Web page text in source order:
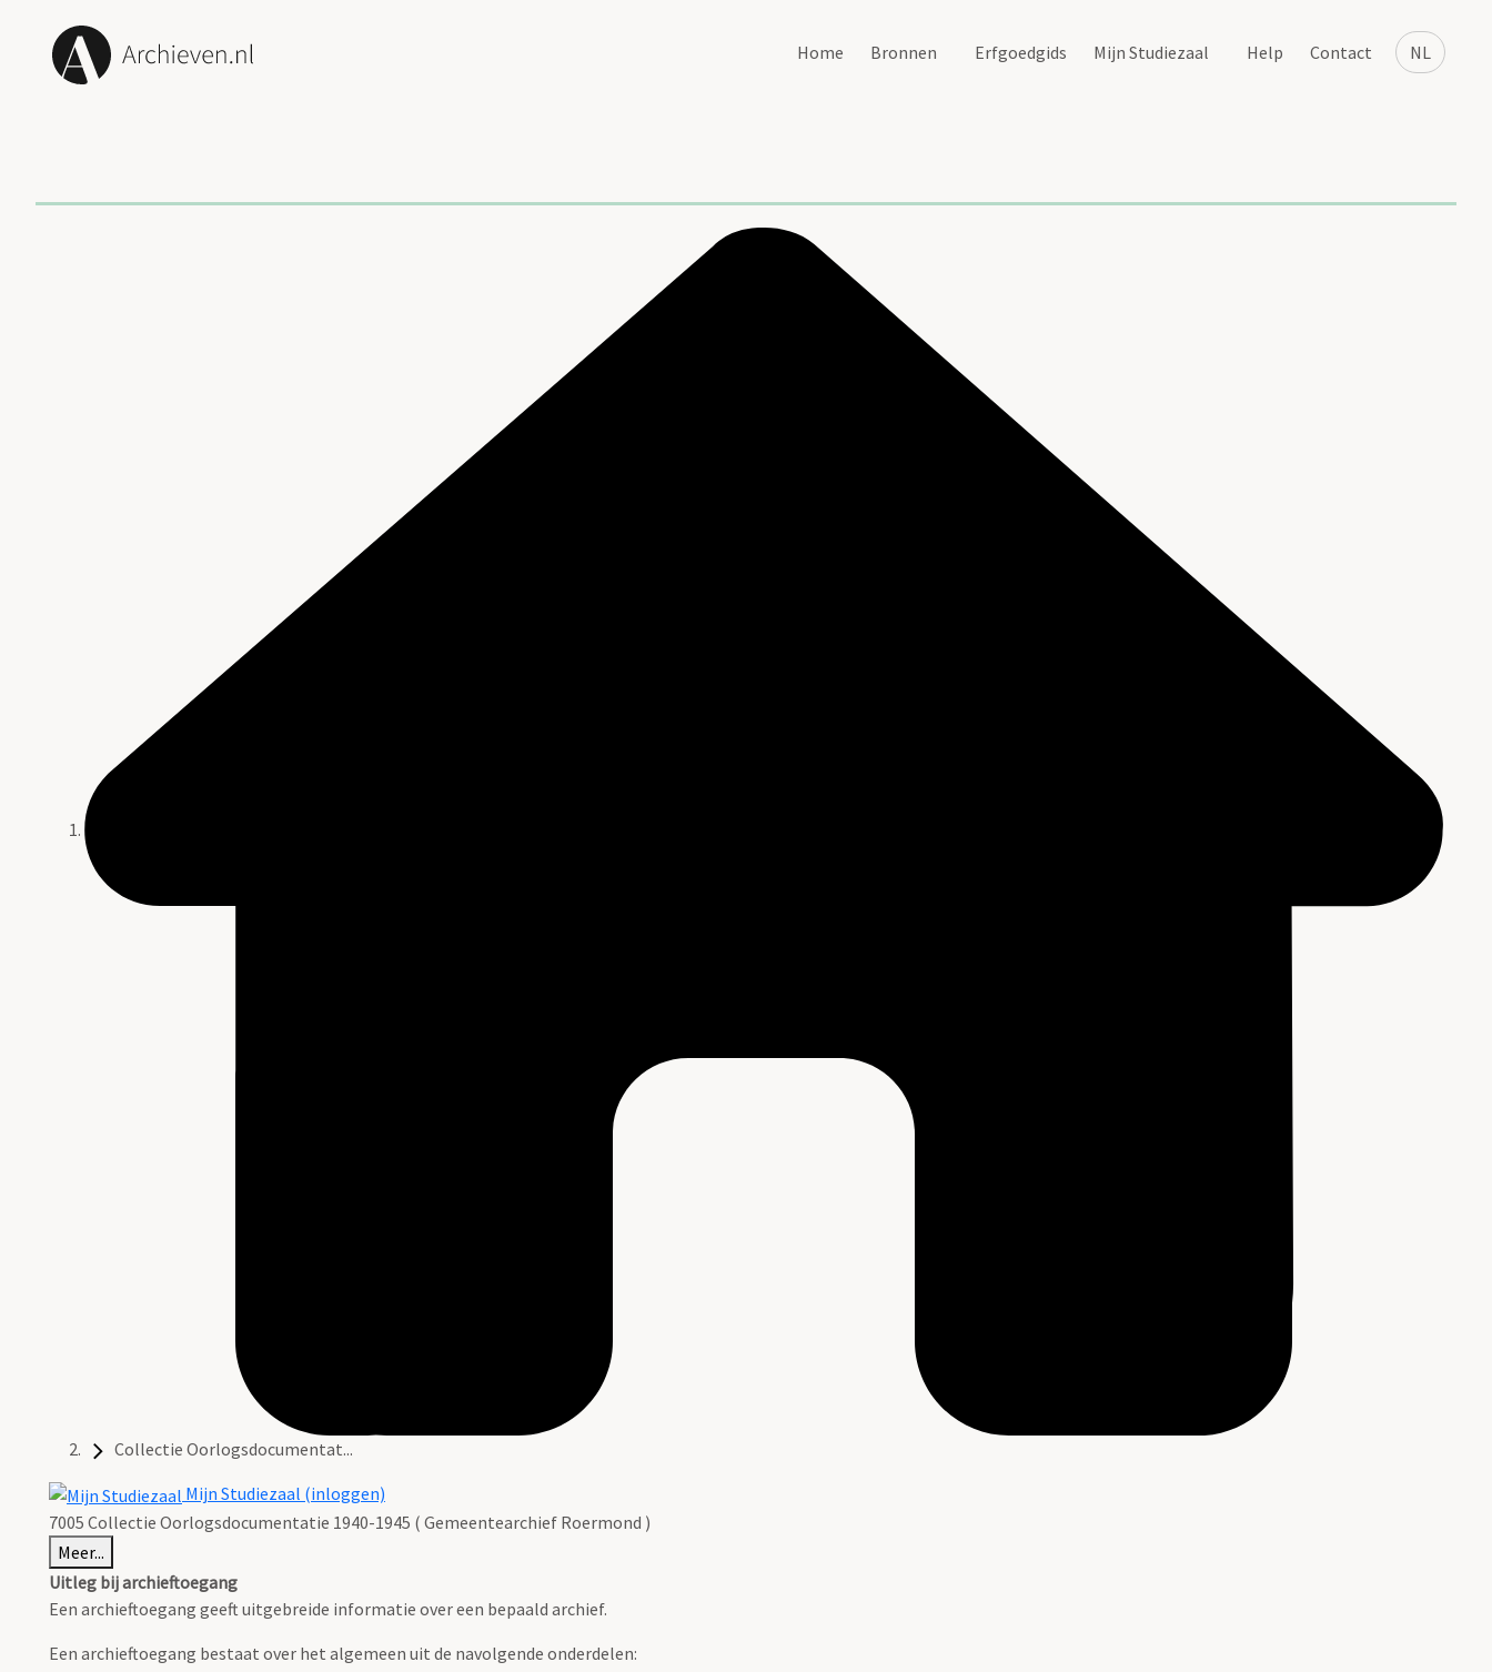
NL
Home Bronnen Erfgoedgids Mijn Studiezaal Help Contact
Collectie Oorlogsdocumentat...
Mijn Studiezaal (inloggen)
7005 Collectie Oorlogsdocumentatie 1940-1945 ( Gemeentearchief Roermond )
Meer...
Uitleg bij archieftoegang
Een archieftoegang geeft uitgebreide informatie over een bepaald archief.
Een archieftoegang bestaat over het algemeen uit de navolgende onderdelen: